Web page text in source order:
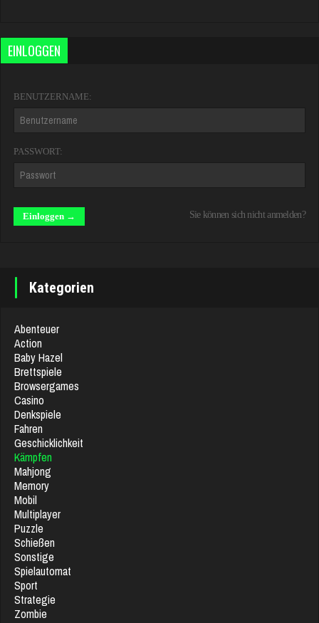
EINLOGGEN
BENUTZERNAME:
PASSWORT:
Sie können sich nicht anmelden?
Kategorien
Abenteuer
Action
Baby Hazel
Brettspiele
Browsergames
Casino
Denkspiele
Fahren
Geschicklichkeit
Kämpfen
Mahjong
Memory
Mobil
Multiplayer
Puzzle
Schießen
Sonstige
Spielautomat
Sport
Strategie
Zombie